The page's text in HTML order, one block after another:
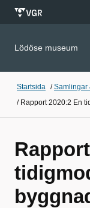
Lödöse museum
Startsida /Samlingar
/ Rapport 2020:2 En